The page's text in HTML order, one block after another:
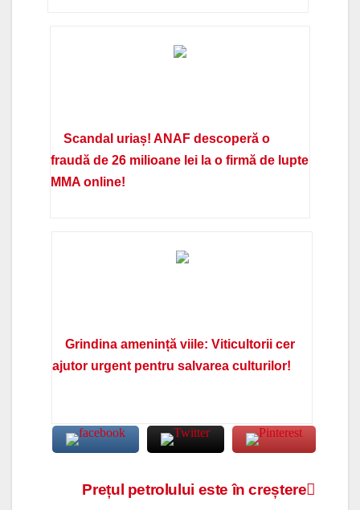
Scandal uriaș! ANAF descoperă o
fraudă de 26 milioane lei la o firmă de lupte
MMA online!
Grindina amenință viile: Viticultorii cer
ajutor urgent pentru salvarea culturilor!
Navigare
Prețul petrolului este în creștere